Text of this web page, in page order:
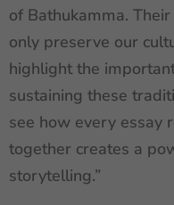
of Bathukamma.
only preserve our
highlight the
sustaining these
see how every essay
together creates a
storytelling.”